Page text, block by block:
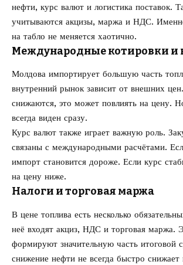
нефти, курс валют и логистика поставок.
учитываются акцизы, маржа и НДС.
на табло не меняется хаотично.
Международные котировки и
Молдова импортирует большую часть
внутренний рынок зависит от внешних
снижаются, это может повлиять на цену.
всегда виден сразу.
Курс валют также играет важную роль.
связаны с международными расчётами.
импорт становится дороже. Если курс
на цену ниже.
Налоги и торговая маржа
В цене топлива есть несколько
неё входят акциз, НДС и торговая маржа.
формируют значительную часть
снижение нефти не всегда быстро снижает